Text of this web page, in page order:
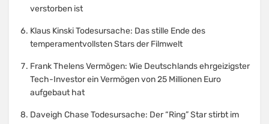
verstorben ist
Klaus Kinski Todesursache: Das stille Ende des
temperamentvollsten Stars der Filmwelt
Frank Thelens Vermögen: Wie Deutschlands ehrgeizigster
Tech-Investor ein Vermögen von 25 Millionen Euro
aufgebaut hat
Daveigh Chase Todesursache: Der “Ring” Star stirbt im